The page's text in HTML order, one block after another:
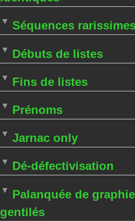
Séquences
Débuts de listes
Fins de listes
Prénoms
Jarnac only
Dé-défectivisation
Palanquée de
gentilés